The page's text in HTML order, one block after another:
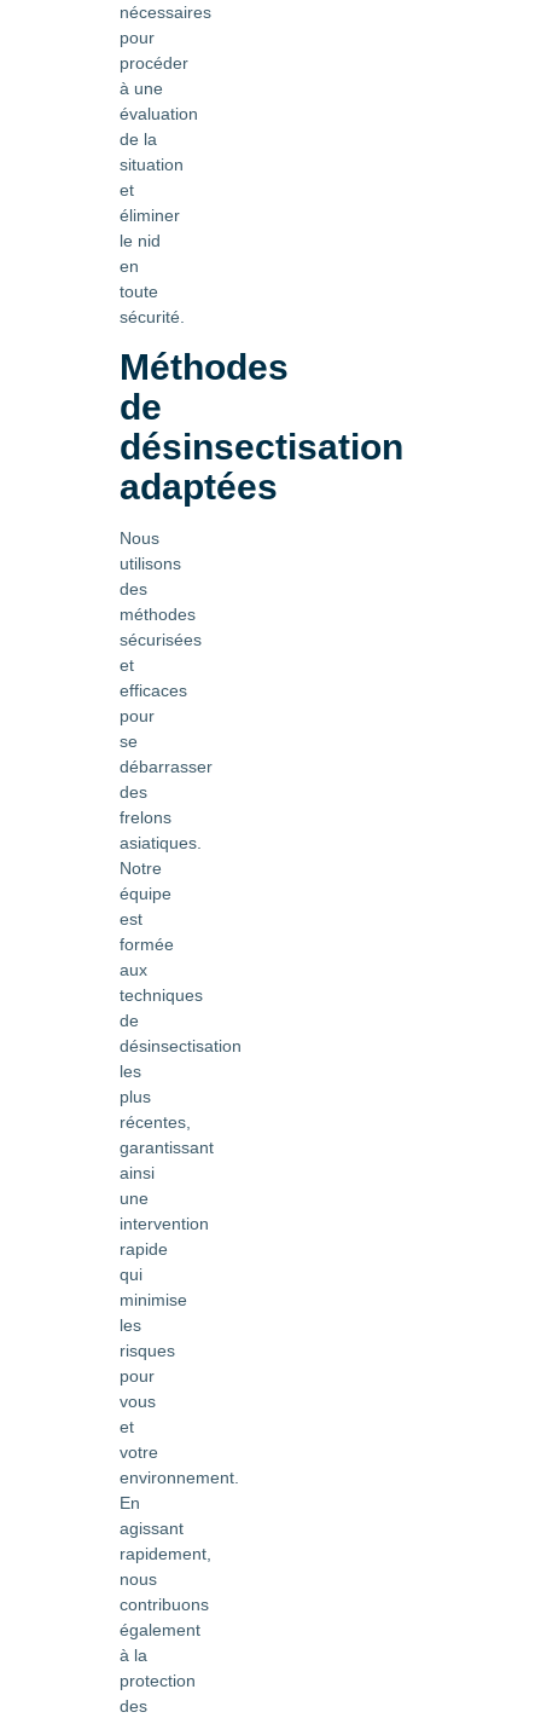
nécessaires
pour
procéder
à une
évaluation
de la
situation
et
éliminer
le nid
en
toute
sécurité.
Méthodes
de
désinsectisation
adaptées
Nous
utilisons
des
méthodes
sécurisées
et
efficaces
pour
se
débarrasser
des
frelons
asiatiques.
Notre
équipe
est
formée
aux
techniques
de
désinsectisation
les
plus
récentes,
garantissant
ainsi
une
intervention
rapide
qui
minimise
les
risques
pour
vous
et
votre
environnement.
En
agissant
rapidement,
nous
contribuons
également
à la
protection
des